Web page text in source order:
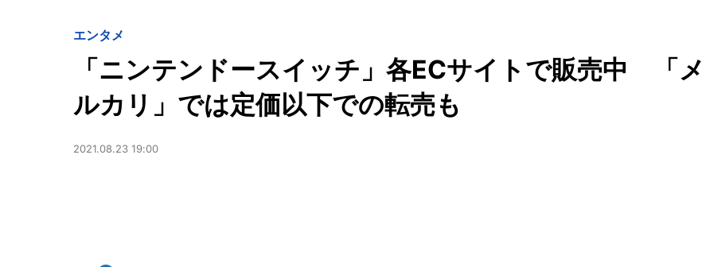
エンタメ
「ニンテンドースイッチ」各ECサイトで販売中 「メ
ルカリ」では定価以下での転売も
2021.08.23 19:00